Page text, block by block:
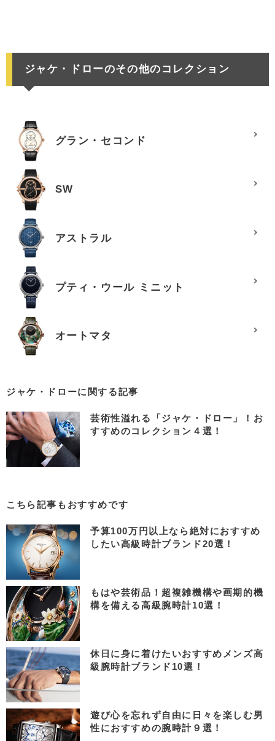
ジャケ・ドローのその他のコレクション
グラン・セコンド
SW
アストラル
プティ・ウール ミニット
オートマタ
ジャケ・ドローに関する記事
芸術性溢れる「ジャケ・ドロー」！お
すすめのコレクション４選！
こちら記事もおすすめです
予算100万円以上なら絶対におすすめ
したい高級時計ブランド20選！
もはや芸術品！超複雑機構や画期的機
構を備える高級腕時計10選！
休日に身に着けたいおすすめメンズ高
級腕時計ブランド10選！
遊び心を忘れず自由に日々を楽しむ男
性におすすめの腕時計９選！